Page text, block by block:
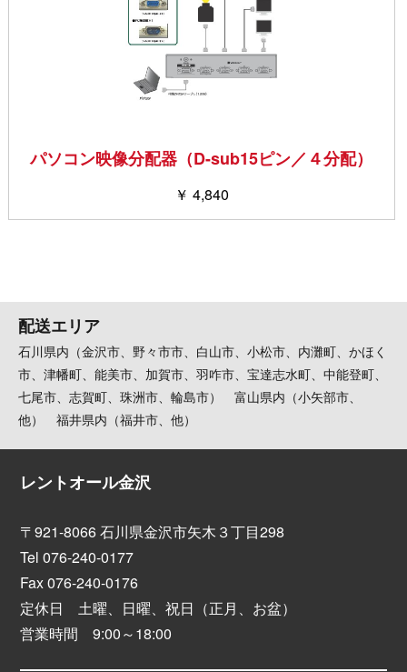
パソコン映像分配器（D-sub15ピン／４分配）
￥ 4,840
配送エリア
石川県内（金沢市、野々市市、白山市、小松市、内灘町、かほく
市、津幡町、能美市、加賀市、羽咋市、宝達志水町、中能登町、
七尾市、志賀町、珠洲市、輪島市） 富山県内（小矢部市、
他） 福井県内（福井市、他）
レントオール金沢
〒921-8066 石川県金沢市矢木３丁目298
Tel 076-240-0177
Fax 076-240-0176
定休日 土曜、日曜、祝日（正月、お盆）
営業時間 9:00～18:00